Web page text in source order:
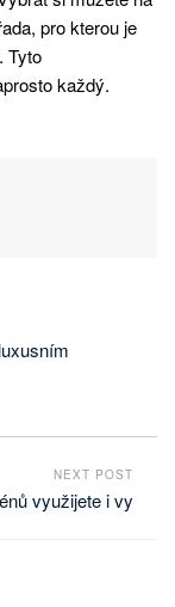
pro kterou je
Tyto
každý.
NEXT POST
využijete i vy